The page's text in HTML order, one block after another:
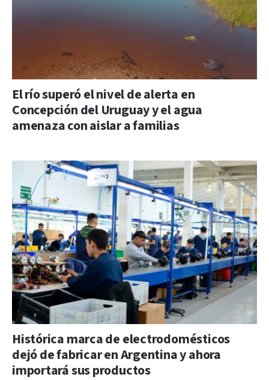
El río superó el nivel de alerta en
Concepción del Uruguay y el agua
amenaza con aislar a familias
Histórica marca de electrodomésticos
dejó de fabricar en Argentina y ahora
importará sus productos